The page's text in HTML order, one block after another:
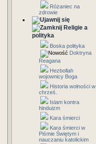
Różaniec na
zdrowie
Religie a
polityka
Boska polityka
Doktryna
Reagana
Hezbollah
wojownicy Boga
Historia wolności w
chrześ.
Islam kontra
hinduizm
Kara śmierci
Kara śmierci w
Piśmie Świętym i
nauczaniu katolickim